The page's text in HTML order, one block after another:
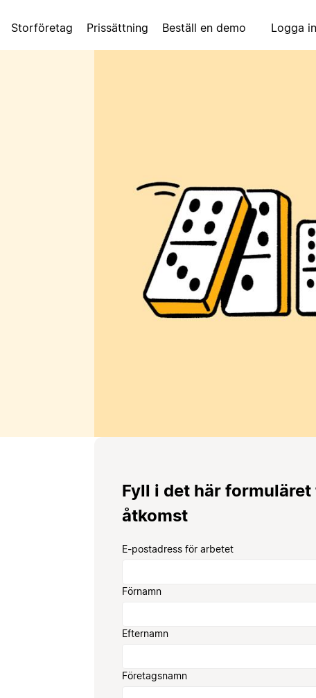
Storföretag Prissättning Beställ en demo Logga in
Fyll i det här
åtkomst
E-postadress för arbetet
Förnamn
Efternamn
Företagsnamn